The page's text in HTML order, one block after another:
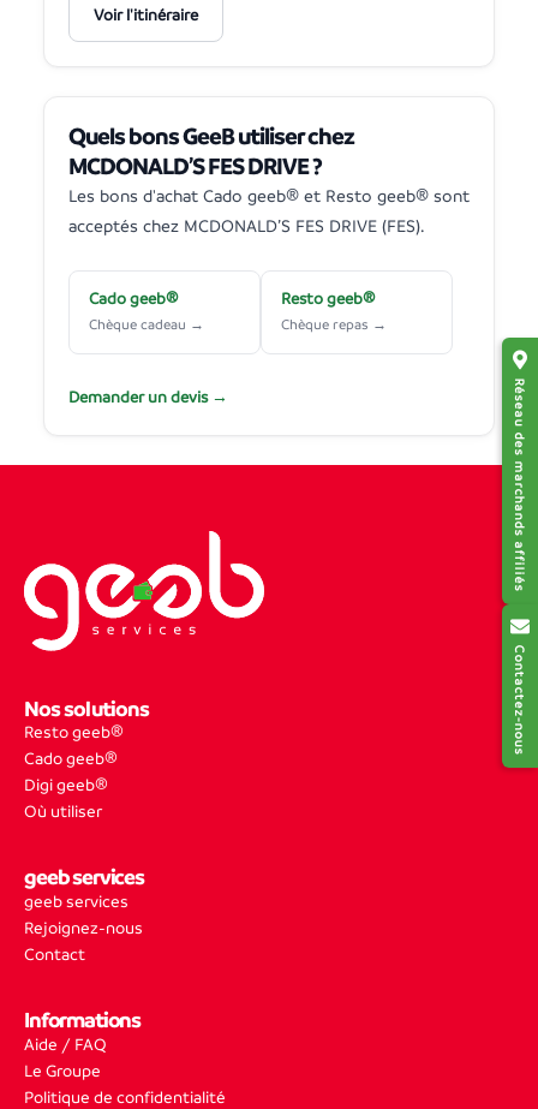
Réseau des marchands affiliés
Contactez-nous
Voir l'itinéraire
Quels bons GeeB utiliser chez
MCDONALD’S FES DRIVE ?
Les bons d'achat Cado geeb® et Resto geeb® sont
acceptés chez MCDONALD’S FES DRIVE (FES).
Cado geeb®
Chèque cadeau →
Resto geeb®
Chèque repas →
Demander un devis →
Nos solutions
Resto geeb®
Cado geeb®
Digi geeb®
Où utiliser
geeb services
geeb services
Rejoignez-nous
Contact
Informations
Aide / FAQ
Le Groupe
Politique de confidentialité